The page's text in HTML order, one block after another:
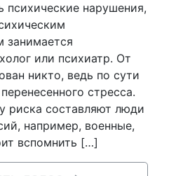
психические нарушения,
занимается
или психиатр. От
никто, ведь по сути
стресса.
риска составляют люди
например, военные,
вспомнить […]